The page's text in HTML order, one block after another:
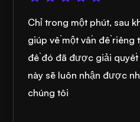
Chỉ trong một phút, sau
giúp về một vấn đề riêng
đề đó đã được giải
này sẽ luôn nhận được
chúng tôi